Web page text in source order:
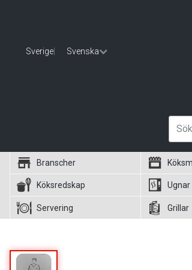
Sverige Svenska
Branscher
Köksredskap Ugnar
Servering Grillar